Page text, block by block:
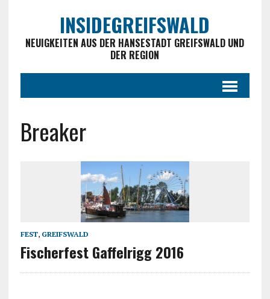
INSIDEGREIFSWALD
NEUIGKEITEN AUS DER HANSESTADT GREIFSWALD UND
DER REGION
Breaker
FEST, GREIFSWALD
Fischerfest Gaffelrigg 2016